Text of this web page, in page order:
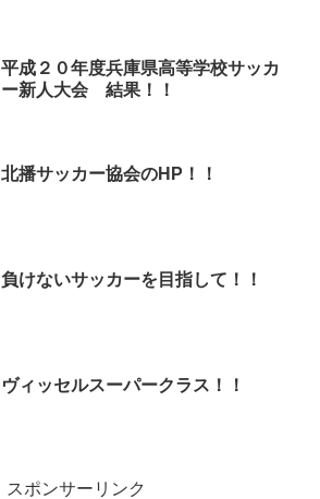
平成２０年度兵庫県高等学校サッカ
ー新人大会 結果！！
北播サッカー協会のHP！！
負けないサッカーを目指して！！
ヴィッセルスーパークラス！！
スポンサーリンク